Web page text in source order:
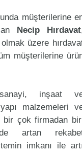
müşterilerine
Necip Hırdavat
üzere
müşterilerine
inşaat
malzemeleri
bir çok firmadan
artan
imkanı ile